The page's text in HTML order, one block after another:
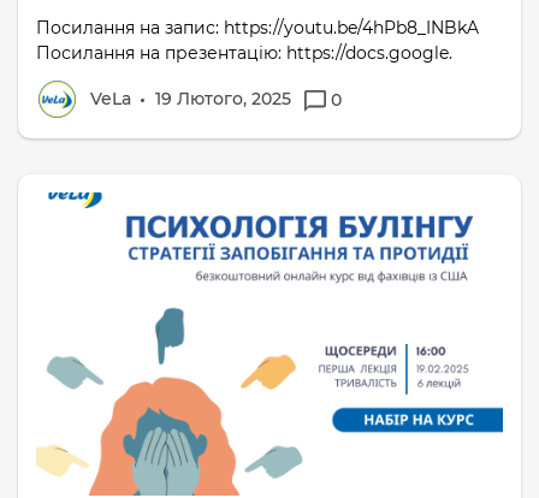
Посилання на запис: https://youtu.be/4hPb8_INBkA
Посилання на презентацію: https://docs.google.
VeLa 19 Лютого, 2025 0